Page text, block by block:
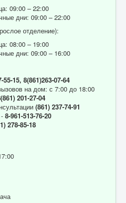
09:00 – 22:00
дни: 09:00 – 22:00
отделение):
08:00 – 19:00
дни: 09:00 – 16:00
55-15, 8(861)263-07-64
на дом: с 7:00 до 18:00
201-27-04
(861) 237-74-91
8-961-513-76-20
278-85-18